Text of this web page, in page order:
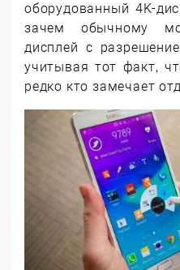
оборудованный 4K-
зачем обычному
дисплей с
учитывая тот факт,
редко кто замечает